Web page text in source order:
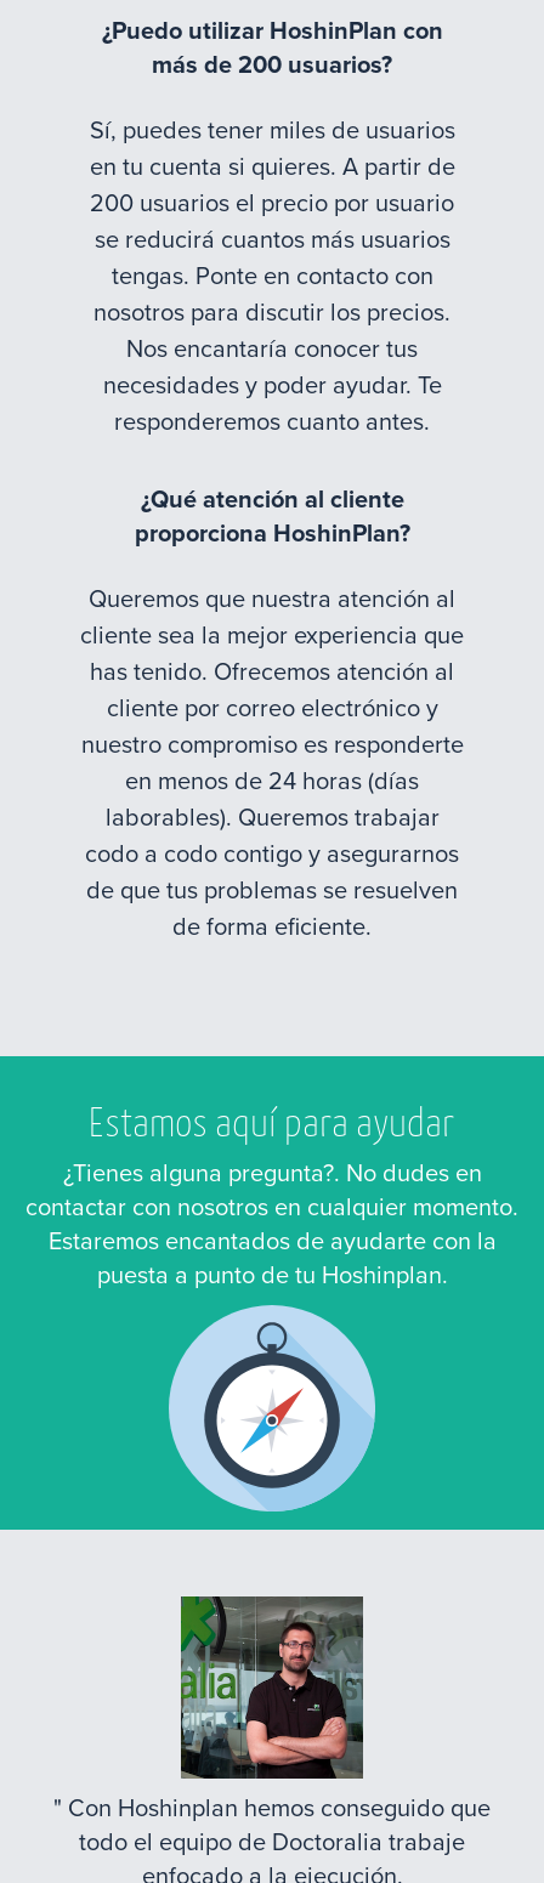
¿Puedo utilizar HoshinPlan con
más de 200 usuarios?
Sí, puedes tener miles de usuarios
en tu cuenta si quieres. A partir de
200 usuarios el precio por usuario
se reducirá cuantos más usuarios
tengas. Ponte en contacto con
nosotros para discutir los precios.
Nos encantaría conocer tus
necesidades y poder ayudar. Te
responderemos cuanto antes.
¿Qué atención al cliente
proporciona HoshinPlan?
Queremos que nuestra atención al
cliente sea la mejor experiencia que
has tenido. Ofrecemos atención al
cliente por correo electrónico y
nuestro compromiso es responderte
en menos de 24 horas (días
laborables). Queremos trabajar
codo a codo contigo y asegurarnos
de que tus problemas se resuelven
de forma eficiente.
Estamos aquí para ayudar
¿Tienes alguna pregunta?. No dudes en
contactar con nosotros en cualquier momento.
Estaremos encantados de ayudarte con la
puesta a punto de tu Hoshinplan.
Con Hoshinplan hemos conseguido que
todo el equipo de Doctoralia trabaje